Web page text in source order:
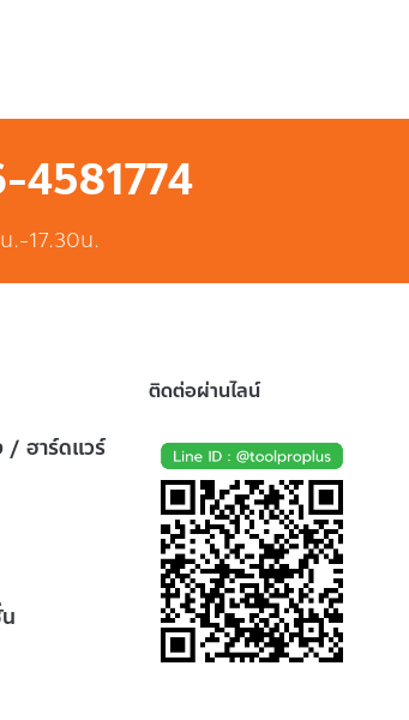
4581774
.-17.30น.
/ ฮาร์ดแวร์
ติดต่อผ่านไลน์